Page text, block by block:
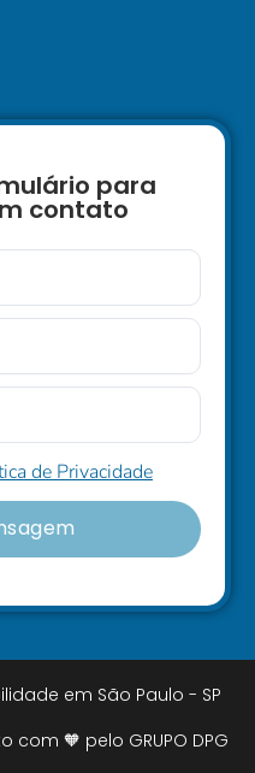
para
contato
de Privacidade
em São Paulo - SP
🧡 pelo GRUPO DPG